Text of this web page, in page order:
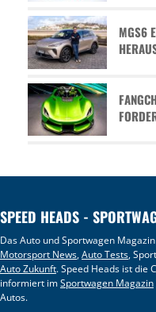
MGS6
SPEED HEADS -
Das Auto und Sportwagen
Motorsport News,Auto Tests,
Auto Zukunft. Speed Heads ist die
informiert imSportwagen Magazin
Autos.